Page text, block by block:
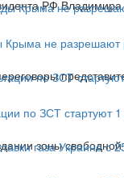
РФ
Крыма не
по ЗСТ стартуют
зоны